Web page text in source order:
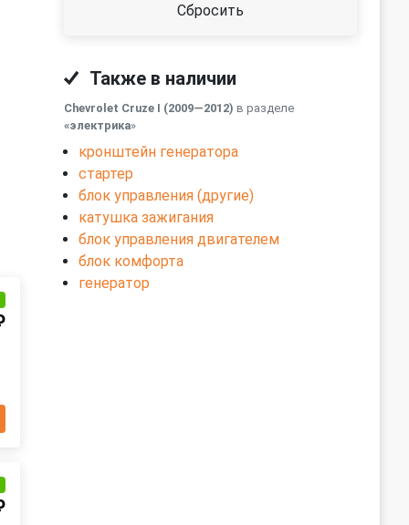
Сбросить
Также в наличии
Chevrolet Cruze I (2009—2012) в разделе
«электрика»
кронштейн генератора
стартер
блок управления (другие)
катушка зажигания
блок управления двигателем
блок комфорта
генератор